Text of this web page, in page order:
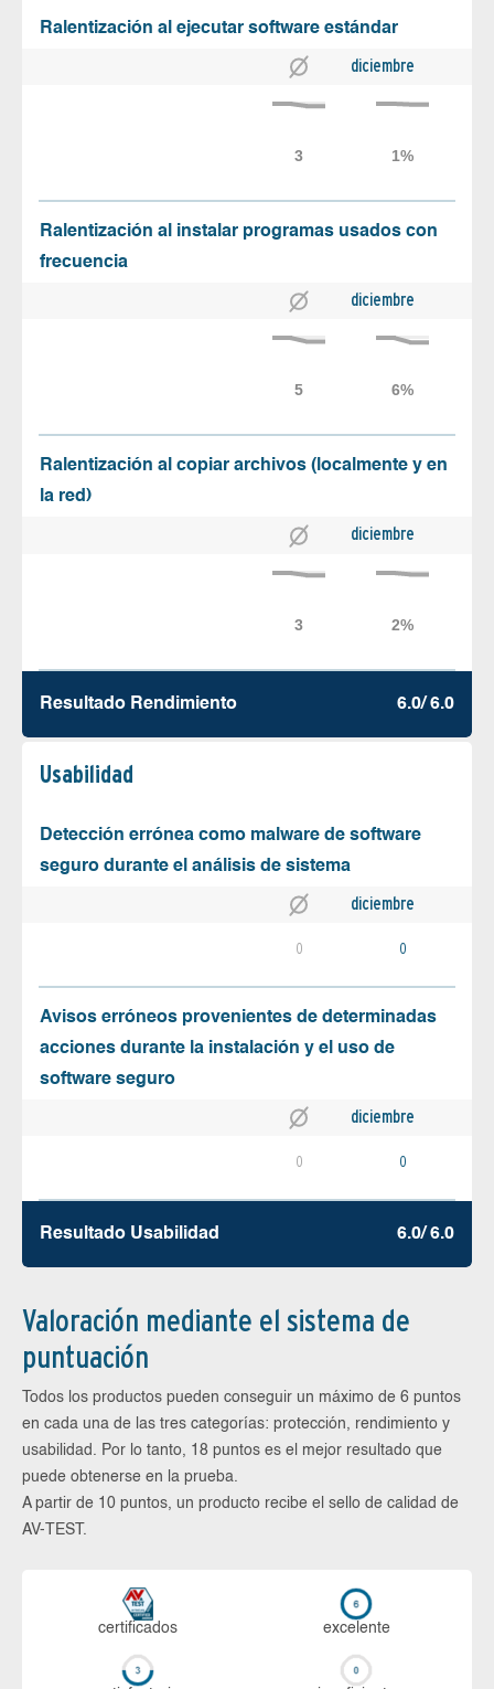
Ralentización al ejecutar software estándar
diciembre
Ralentización al instalar programas usados con
frecuencia
diciembre
Ralentización al copiar archivos (localmente y en
la red)
diciembre
Resultado Rendimiento 6.0/ 6.0
Usabilidad
Detección errónea como malware de software
seguro durante el análisis de sistema
diciembre
0 0
Avisos erróneos provenientes de determinadas
acciones durante la instalación y el uso de
software seguro
diciembre
0 0
Resultado Usabilidad 6.0/ 6.0
Valoración mediante el sistema de
puntuación
Todos los productos pueden conseguir un máximo de 6 puntos
en cada una de las tres categorías: protección, rendimiento y
usabilidad. Por lo tanto, 18 puntos es el mejor resultado que
puede obtenerse en la prueba.
A partir de 10 puntos, un producto recibe el sello de calidad de
AV-TEST.
certi­ficados ex­ce­len­te